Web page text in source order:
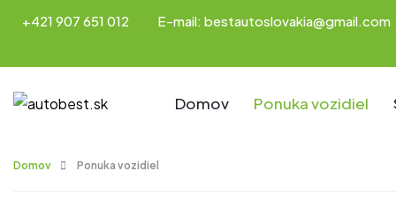
+421 907 651 012 E-mail: bestautoslovakia@gmail.com
Domov Ponuka vozidiel
Domov Ponuka vozidiel